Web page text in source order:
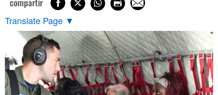
Translate Page ▼